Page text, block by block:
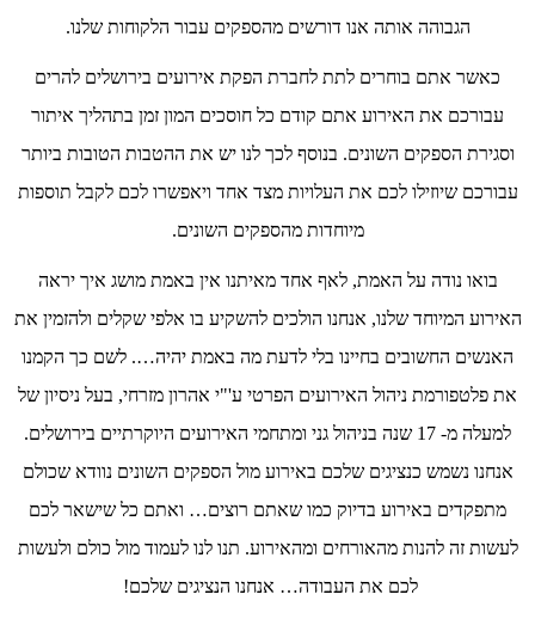
הגבוהה אותה אנו דורשים מהספקים עבור הלקוחות שלנו.
כאשר אתם בוחרים לתת לחברת הפקת אירועים בירושלים להרים
עבורכם את האירוע אתם קודם כל חוסכים המון זמן בתהליך איתור
וסגירת הספקים השונים. בנוסף לכך לנו יש את ההטבות הטובות ביותר
עבורכם שיוזילו לכם את העלויות מצד אחד ויאפשרו לכם לקבל תוספות
מיוחדות מהספקים השונים.
בואו נודה על האמת, לאף אחד מאיתנו אין באמת מושג איך יראה
האירוע המיוחד שלנו, אנחנו הולכים להשקיע בו אלפי שקלים ולהזמין את
האנשים החשובים בחיינו בלי לדעת מה באמת יהיה…. לשם כך הקמנו
את פלטפורמת ניהול האירועים הפרטי ע'"י אהרון מזרחי, בעל ניסיון של
למעלה מ- 17 שנה בניהול גני ומתחמי האירועים היוקרתיים בירושלים.
אנחנו נשמש כנציגים שלכם באירוע מול הספקים השונים נוודא שכולם
מתפקדים באירוע בדיוק כמו שאתם רוצים… ואתם כל שישאר לכם
לעשות זה להנות מהאורחים ומהאירוע. תנו לנו לעמוד מול כולם ולעשות
לכם את העבודה… אנחנו הנציגים שלכם!